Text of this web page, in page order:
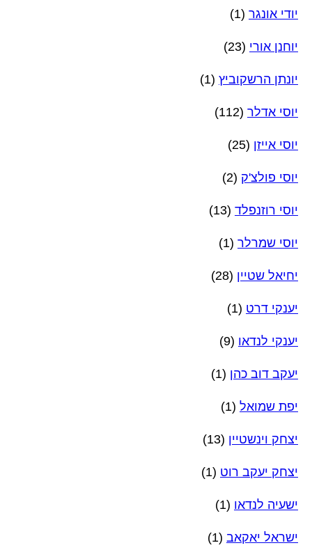
יודי אונגר (1)
יוחנן אורי (23)
יונתן הרשקוביץ (1)
יוסי אדלר (112)
יוסי אייזן (25)
יוסי פולצ'ק (2)
יוסי רוזנפלד (13)
יוסי שמרלר (1)
יחיאל שטיין (28)
יענקי דרט (1)
יענקי לנדאו (9)
יעקב דוב כהן (1)
יפת שמואל (1)
יצחק וינשטיין (13)
יצחק יעקב רוט (1)
ישעיה לנדאו (1)
ישראל יאקאב (1)